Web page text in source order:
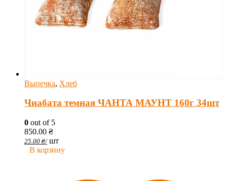
Выпечка, Хлеб
Чиабата темная ЧАНТА МАУНТ 160г 34шт
0 out of 5
850.00 ₴
25.00 ₴/ шт
В корзину